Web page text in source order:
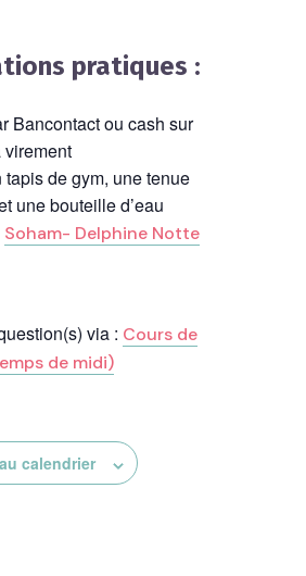
pratiques :
Bancontact ou cash sur
tapis de gym, une tenue
une bouteille d’eau
Soham- Delphine Notte
via : Cours de
de midi)
calendrier